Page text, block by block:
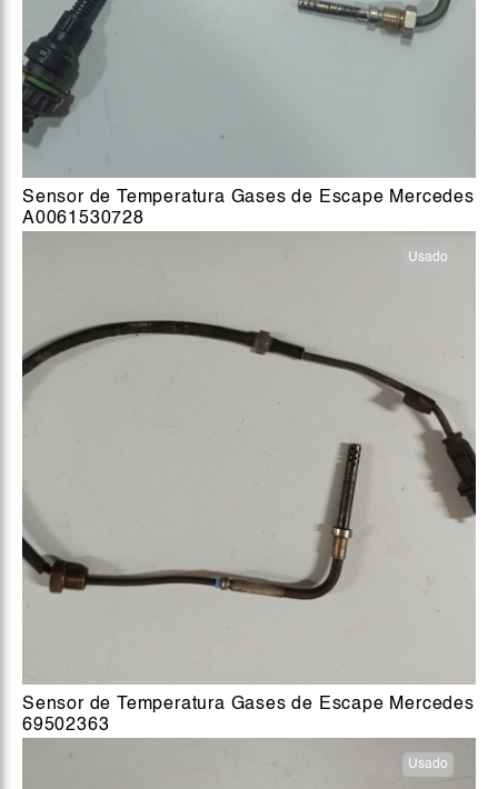
Sensor de Temperatura Gases de Escape Mercedes
A0061530728
Usado
Sensor de Temperatura Gases de Escape Mercedes
69502363
Usado